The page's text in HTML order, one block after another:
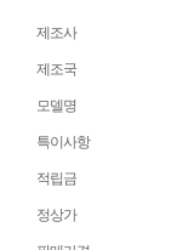
제조사
제조국
모델명
특이사항
적립금
정상가